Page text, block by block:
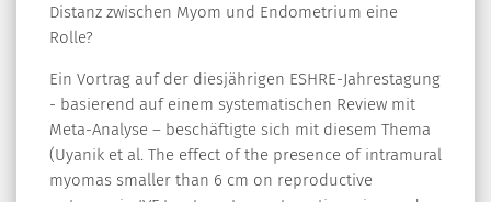
Distanz zwischen Myom und Endometrium eine
Rolle?
Ein Vortrag auf der diesjährigen ESHRE-Jahrestagung
- basierend auf einem systematischen Review mit
Meta-Analyse – beschäftigte sich mit diesem Thema
(Uyanik et al. The effect of the presence of intramural
myomas smaller than 6 cm on reproductive